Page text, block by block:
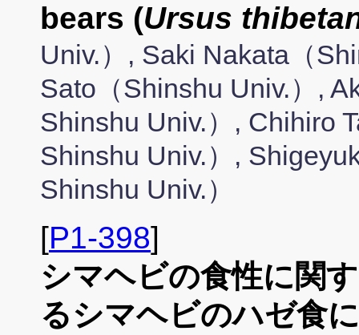
bears (Ursus
Univ.）, Saki Nakata（
Sato（Shinshu Univ.）,
Shinshu Univ.）, Chihiro
Shinshu Univ.）,
Shinshu Univ.）
[P1-398]
シマヘビの食性に関
るシマヘビのハゼ食